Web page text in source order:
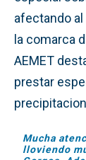
afectando al
la comarca
AEMET
prestar
Mucha
lloviendo